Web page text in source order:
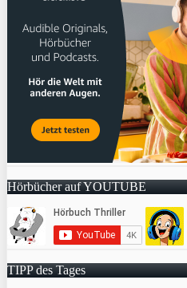
Hörbücher auf YOUTUBE
TIPP des Tages